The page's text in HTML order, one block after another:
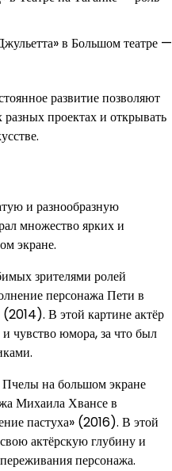
в Большом театре —
развитие позволяют
проектах и открывать
и разнообразную
множество ярких и
экране.
зрителями ролей
персонажа Пети в
В этой картине актёр
чувство юмора, за что был
на большом экране
Михаила Хвансе в
пастуха» (2016). В этой
актёрскую глубину и
персонажа.